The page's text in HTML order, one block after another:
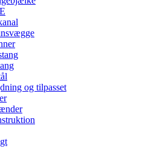
og tilpasset